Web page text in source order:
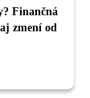
Finančná
zmení od